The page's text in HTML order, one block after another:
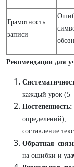
Грамотность
записи
Рекомендации для
каждый урок
Постепенность:
составление
Обратная
на ошибки и